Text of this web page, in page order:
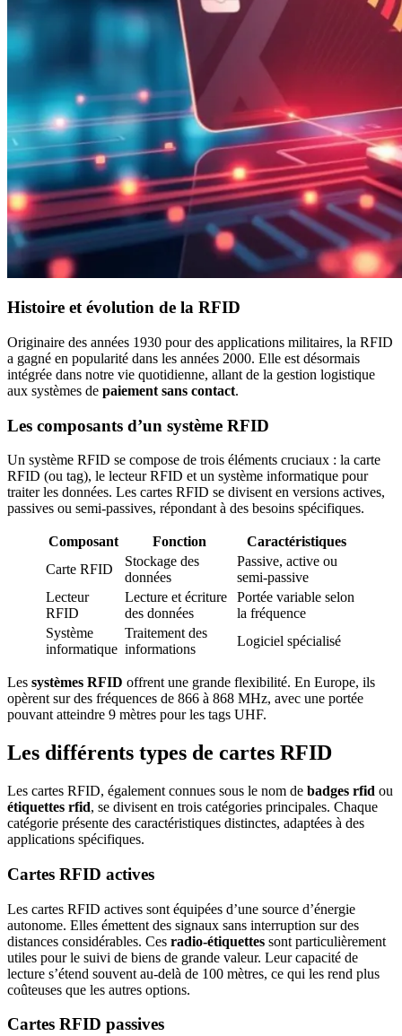
Histoire et évolution de la RFID
Originaire des années 1930 pour des applications militaires, la RFID
a gagné en popularité dans les années 2000. Elle est désormais
intégrée dans notre vie quotidienne, allant de la gestion logistique
aux systèmes de paiement sans contact.
Les composants d’un système RFID
Un système RFID se compose de trois éléments cruciaux : la carte
RFID (ou tag), le lecteur RFID et un système informatique pour
traiter les données. Les cartes RFID se divisent en versions actives,
passives ou semi-passives, répondant à des besoins spécifiques.
Composant Fonction
Caractéristiques
Carte RFID
Stockage des
données
Passive, active ou
semi-passive
Lecteur
RFID
Lecture et écriture
des données
Portée variable selon
la fréquence
Système
informatique
Traitement des
informations
Logiciel spécialisé
Les systèmes RFID offrent une grande flexibilité. En Europe, ils
opèrent sur des fréquences de 866 à 868 MHz, avec une portée
pouvant atteindre 9 mètres pour les tags UHF.
Les différents types de cartes RFID
Les cartes RFID, également connues sous le nom de badges rfid ou
étiquettes rfid, se divisent en trois catégories principales. Chaque
catégorie présente des caractéristiques distinctes, adaptées à des
applications spécifiques.
Cartes RFID actives
Les cartes RFID actives sont équipées d’une source d’énergie
autonome. Elles émettent des signaux sans interruption sur des
distances considérables. Ces radio-étiquettes sont particulièrement
utiles pour le suivi de biens de grande valeur. Leur capacité de
lecture s’étend souvent au-delà de 100 mètres, ce qui les rend plus
coûteuses que les autres options.
Cartes RFID passives